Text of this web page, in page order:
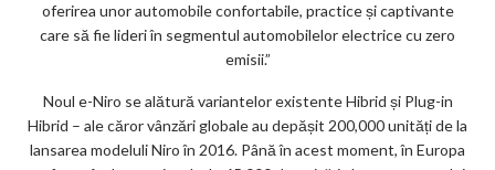
oferirea unor automobile confortabile, practice și captivante
care să fie lideri în segmentul automobilelor electrice cu zero
emisii.”
Noul e-Niro se alătură variantelor existente Hibrid și Plug-in
Hibrid – ale căror vânzări globale au depășit 200,000 unități de la
lansarea modeluli Niro în 2016. Până în acest moment, în Europa